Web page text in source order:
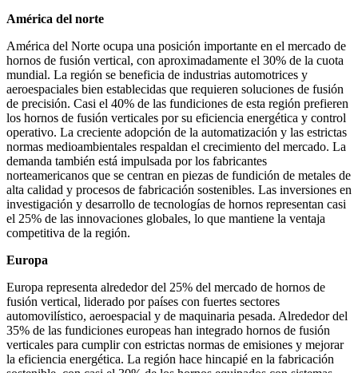
América del norte
América del Norte ocupa una posición importante en el mercado de
hornos de fusión vertical, con aproximadamente el 30% de la cuota
mundial. La región se beneficia de industrias automotrices y
aeroespaciales bien establecidas que requieren soluciones de fusión
de precisión. Casi el 40% de las fundiciones de esta región prefieren
los hornos de fusión verticales por su eficiencia energética y control
operativo. La creciente adopción de la automatización y las estrictas
normas medioambientales respaldan el crecimiento del mercado. La
demanda también está impulsada por los fabricantes
norteamericanos que se centran en piezas de fundición de metales de
alta calidad y procesos de fabricación sostenibles. Las inversiones en
investigación y desarrollo de tecnologías de hornos representan casi
el 25% de las innovaciones globales, lo que mantiene la ventaja
competitiva de la región.
Europa
Europa representa alrededor del 25% del mercado de hornos de
fusión vertical, liderado por países con fuertes sectores
automovilístico, aeroespacial y de maquinaria pesada. Alrededor del
35% de las fundiciones europeas han integrado hornos de fusión
verticales para cumplir con estrictas normas de emisiones y mejorar
la eficiencia energética. La región hace hincapié en la fabricación